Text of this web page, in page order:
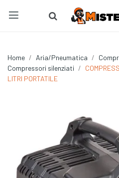
Home Aria/Pneumatica
Compressori silenziati
LITRI PORTATILE